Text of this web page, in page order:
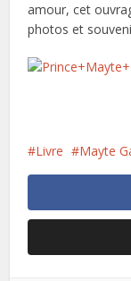
amour, cet
photos et
Livre Mayte